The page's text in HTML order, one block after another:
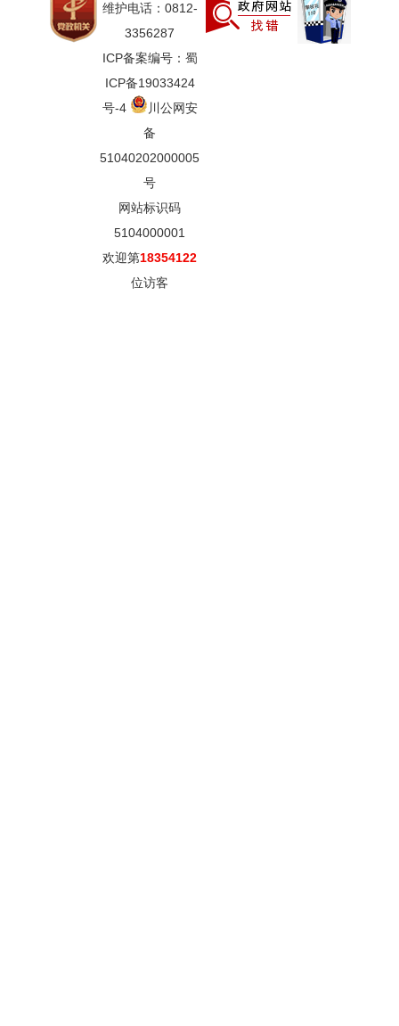
维护电话：0812-
3356287
ICP备案编号：蜀
ICP备19033424
号-4
川公网安
备
51040202000005
号
网站标识码
5104000001
欢迎第18354122
位访客